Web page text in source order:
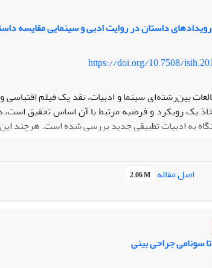
داستان در روایت ادبی و سینمایی مقایسه
https://doi.org/10.7508/
بین‏‌رشته‌‏ای سینما و ادبیات، نقد یک فیلم اقتباسی
یک رویکرد و فرضیه مرتبط با آن اساس تحقیق است،
نگاه به ادبیات تطبیقی جدید بررسی شده است.
ساعدی با فیلم مهرجویی، یافته‏‌های پژوهش نشان
واقع‌‏گرایی فیلم بر نمادگرایی داستان ادبی غالب
مشخص به پی‏گیری ماجراها ترغیب کند. نحوه
آشغالدونی، «طرح» بر «ایده» غلبه می‏ کند.
به تغییر معنایی انجامیده است. همچنین تغییر
اصل مقاله 2.06 M
سونامی جراحی بینی